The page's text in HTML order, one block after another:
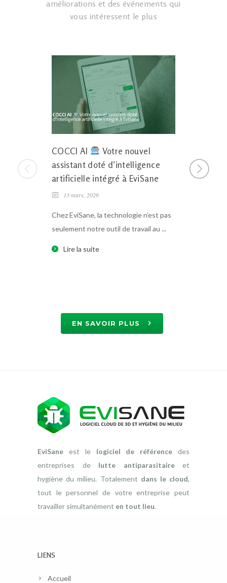
améliorations et des événements qui
vous intéressent le plus
COCCI AI
Votre nouvel
assistant doté d’intelligence
artificielle intégré à EviSane
13 mars, 2026
Chez EviSane, la technologie n’est pas
seulement notre outil de travail au ...
Lire la suite
agenda,
EN SAVOIR PLUS
EviSane est le logiciel de référence des
entreprises de lutte antiparasitaireet
hygiène du milieu. Totalement dans le cloud,
tout le personnel de votre entreprise peut
travailler simultanément en tout lieu.
LIENS
Accueil